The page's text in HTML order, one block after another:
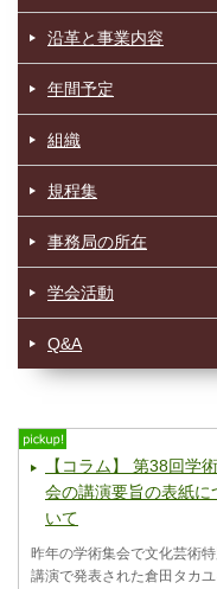
沿革と事業内容
年間予定
組織
規程集
事務局の所在
学会活動
Q&A
【コラム】 第38回学
会の講演要旨の表紙に
いて
昨年の学術集会で文化芸術特
講演で発表された倉田タカ